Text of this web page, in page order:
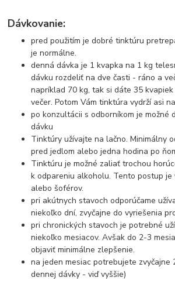
Dávkovanie:
pred použitím je dobré tinktúru
je normálne.
denná dávka je 1 kvapka na 1 kg
dávku rozdeliť na dve časti - ráno a
napríklad 70 kg, tak si dáte 35
večer. Potom Vám tinktúra vydrží asi
po konzultácii s odborníkom je možné
dávku
Tinktúry užívajte na lačno. Minimálny
pred jedlom alebo jedna hodina po
Tinktúru je možné zaliať trochou
k odpareniu alkoholu. Tento postup je
alebo šoférov.
pri akútnych stavoch odporúčame
niekoľko dní, zvyčajne do vyriešenia
pri chronických stavoch je potrebné
niekoľko mesiacov. Avšak do 2-3
objaviť minimálne zlepšenie.
na jeden mesiac potrebujete zvyčajne
dennej dávky - viď vyššie)